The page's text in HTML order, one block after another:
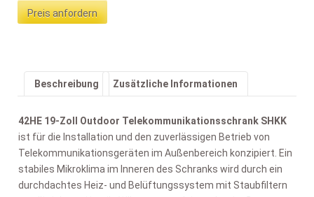
Preis anfordern
Beschreibung Zusätzliche Informationen
42HE 19-Zoll Outdoor Telekommunikationsschrank SHKK
ist für die Installation und den zuverlässigen Betrieb von
Telekommunikationsgeräten im Außenbereich konzipiert. Ein
stabiles Mikroklima im Inneren des Schranks wird durch ein
durchdachtes Heiz- und Belüftungssystem mit Staubfiltern